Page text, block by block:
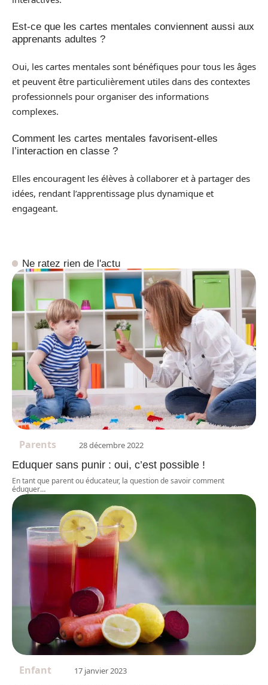
Est-ce que les cartes mentales conviennent aussi aux
apprenants adultes ?
Oui, les cartes mentales sont bénéfiques pour tous les âges
et peuvent être particulièrement utiles dans des contextes
professionnels pour organiser des informations
complexes.
Comment les cartes mentales favorisent-elles
l’interaction en classe ?
Elles encouragent les élèves à collaborer et à partager des
idées, rendant l’apprentissage plus dynamique et
engageant.
Ne ratez rien de l'actu
Parents 28 décembre 2022
Eduquer sans punir : oui, c’est possible !
En tant que parent ou éducateur, la question de savoir comment
éduquer…
Enfant 17 janvier 2023